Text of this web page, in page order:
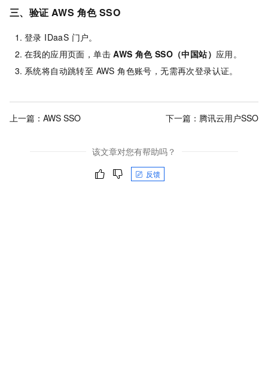
三、验证 AWS 角色 SSO
登录 IDaaS 门户。
在我的应用页面，单击 AWS 角色 SSO（中国站） 应用。
系统将自动跳转至 AWS 角色账号，无需再次登录认证。
上一篇： AWS SSO 下一篇： 腾讯云用户SSO
该文章对您有帮助吗？
反馈